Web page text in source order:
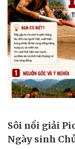
Sôi nổi giải
Ngày sinh